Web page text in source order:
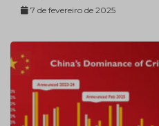
7 de fevereiro de 2025